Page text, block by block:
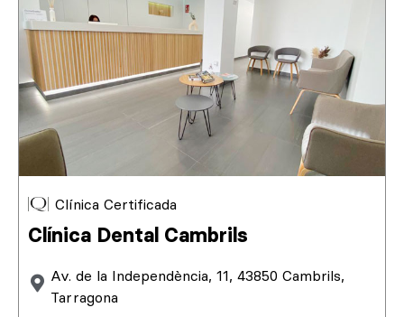
Clínica Certificada
Clínica Dental Cambrils
Av. de la Independència, 11, 43850 Cambrils,
Tarragona